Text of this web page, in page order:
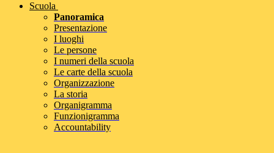
Scuola
Panoramica
Presentazione
I luoghi
Le persone
I numeri della scuola
Le carte della scuola
Organizzazione
La storia
Organigramma
Funzionigramma
Accountability